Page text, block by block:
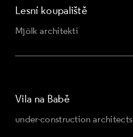
Lesní koupaliště
Mjölk architekti
Vila na Babě
under-construction architects